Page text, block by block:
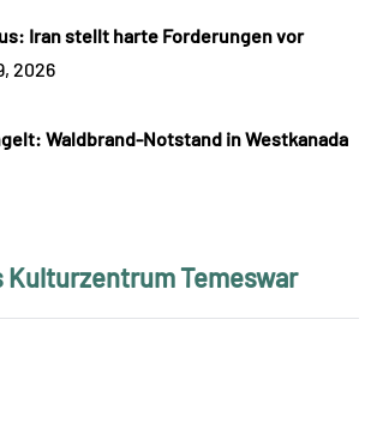
Iran stellt harte Forderungen vor
2026
Waldbrand-Notstand in Westkanada
Kulturzentrum Temeswar